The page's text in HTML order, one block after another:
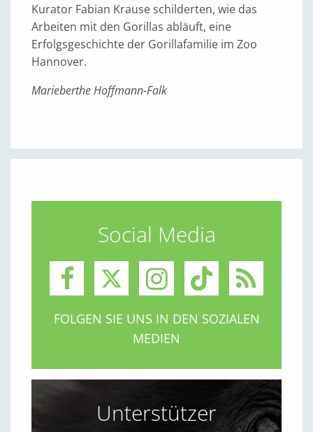
Kurator Fabian Krause schilderten, wie das
Arbeiten mit den Gorillas abläuft, eine
Erfolgsgeschichte der Gorillafamilie im Zoo
Hannover.
Marieberthe Hoffmann-Falk
Social Media
FOLGEN SIE UNS IN DEN SOZIALEN
MEDIEN
Unterstützer